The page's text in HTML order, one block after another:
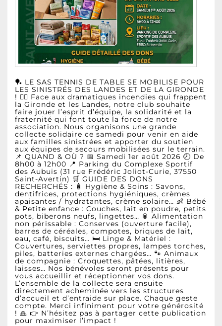
🏓 LE SAS TENNIS DE TABLE SE MOBILISE POUR
LES SINISTRÉS DES LANDES ET DE LA GIRONDE
! ❤️‍🔥 Face aux dramatiques incendies qui frappent
la Gironde et les Landes, notre club souhaite
faire jouer l’esprit d’équipe, la solidarité et la
fraternité qui font toute la force de notre
association. Nous organisons une grande
collecte solidaire ce samedi pour venir en aide
aux familles sinistrées et apporter du soutien
aux équipes de secours mobilisées sur le terrain.
📌 QUAND & OÙ ? 📅 Samedi 1er août 2026 🕗 De
8h00 à 12h00 📍 Parking du Complexe Sportif
des Aubuis (31 rue Frédéric Joliot-Curie, 37550
Saint-Avertin) 🛒 GUIDE DES DONS
RECHERCHÉS : 🧴 Hygiène & Soins : Savons,
dentifrices, protections hygiéniques, crèmes
apaisantes / hydratantes, crème solaire… 👶 Bébé
& Petite enfance : Couches, lait en poudre, petits
pots, biberons neufs, lingettes… 🥫 Alimentation
non périssable : Conserves (ouverture facile),
barres de céréales, compotes, briques de lait,
eau, café, biscuits… 🛏️ Linge & Matériel :
Couvertures, serviettes propres, lampes torches,
piles, batteries externes chargées… 🐾 Animaux
de compagnie : Croquettes, pâtées, litières,
laisses… Nos bénévoles seront présents pour
vous accueillir et réceptionner vos dons.
L’ensemble de la collecte sera ensuite
directement acheminée vers les structures
d’accueil et d’entraide sur place. Chaque geste
compte. Merci infiniment pour votre générosité
! 🙏 👉 N’hésitez pas à partager cette publication
pour maximiser l’impact !